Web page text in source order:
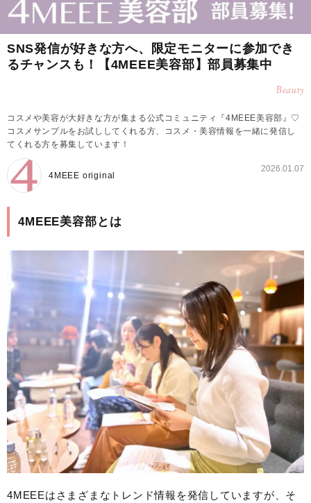
SNS発信が好きな方へ、限定モニターに参加でき
るチャンスも！【4MEEE美容部】部員募集中
Beauty
コスメや美容が大好きな方が集まる公式コミュニティ『4MEEE美容部』♡
コスメサンプルをお試ししてくれる方、コスメ・美容情報を一緒に発信し
てくれる方を募集しています！
4MEEE original
2026.01.07
4MEEE美容部とは
4MEEEはさまざまなトレンド情報を発信していますが、そ